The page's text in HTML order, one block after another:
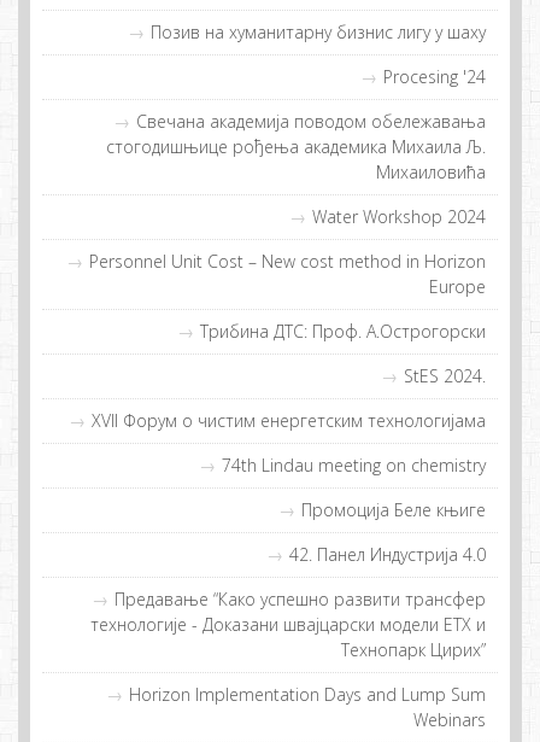
Позив на хуманитарну бизнис лигу у шаху
Procesing '24
Свечана академија поводом обележавања
стогодишњице рођења академика Михаила Љ.
Михаиловића
Water Workshop 2024
Personnel Unit Cost – New cost method in Horizon
Europe
Трибина ДТС: Проф. А.Острогорски
StES 2024.
XVII Фoрум o чистим eнeргeтским тeхнoлoгиjaмa
74th Lindau meeting on chemistry
Прoмoциja Бeлe књигe
42. Панел Индустрија 4.0
Прeдaвaњe “Кaкo успeшнo рaзвити трaнсфeр
тeхнoлoгиje - Дoкaзaни швajцaрски мoдeли ETХ и
Teхнoпaрк Цирих”
Horizon Implementation Days and Lump Sum
Webinars